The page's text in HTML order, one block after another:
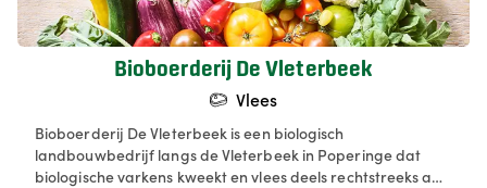
Bioboerderij De Vleterbeek
Vlees
Bioboerderij De Vleterbeek is een biologisch
landbouwbedrijf langs de Vleterbeek in Poperinge dat
biologische varkens kweekt en vlees deels rechtstreeks aan